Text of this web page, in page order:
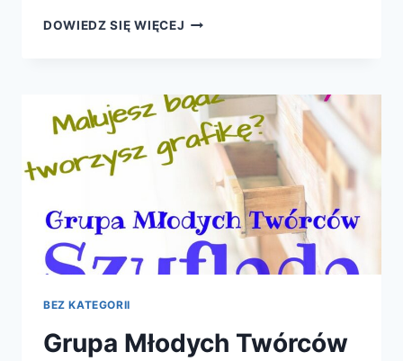
DOWIEDZ SIĘ WIĘCEJ KURS
JEST
TAKI
STRASZNY
BEZ KATEGORII
Grupa Młodych Twórców